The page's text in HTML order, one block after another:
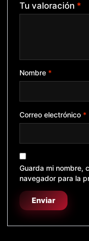
Tu valoración *
Nombre *
Correo electrónico *
Guarda mi nombre,
navegador para la